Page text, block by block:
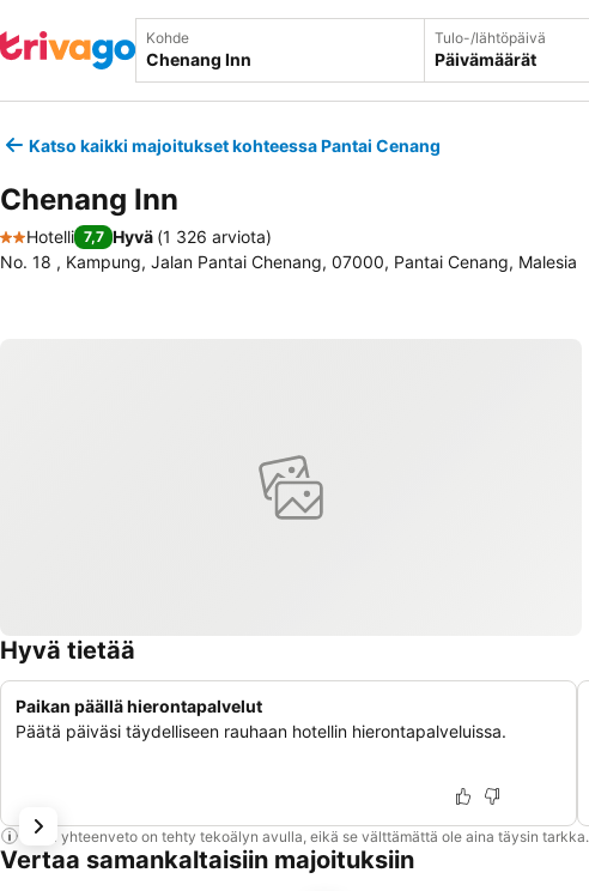
Kohde Tulo-/lähtöpäivä
Päivämäärät
Katso kaikki majoitukset kohteessa Pantai Cenang
Chenang Inn
2 Tähtiluokitus
Hotelli 7,7 Hyvä (1 326 arviota)
No. 18 , Kampung, Jalan Pantai Chenang, 07000, Pantai Cenang, Malesia
Hyvä tietää
Paikan päällä hierontapalvelut
Päätä päiväsi täydelliseen rauhaan hotellin hierontapalveluissa.
Tämä yhteenveto on tehty tekoälyn avulla, eikä se välttämättä ole aina täysin tarkka.
Vertaa samankaltaisiin majoituksiin